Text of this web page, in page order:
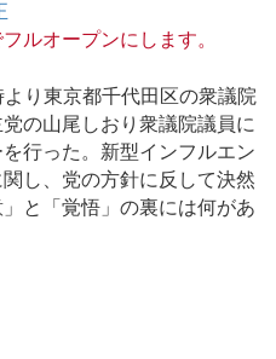
ルオープンにします。
り東京都千代田区の衆議院
の山尾しおり衆議院議員に
行った。新型インフルエン
し、党の方針に反して決然
と「覚悟」の裏には何があ